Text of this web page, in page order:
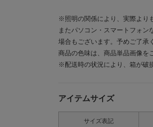
※照明の関係により、実際より
またパソコン・スマートフォ
場合もございます。予めご了承
商品の色味は、商品単品画像を
※配送時の状況により、箱が破
アイテムサイズ
サイズ表記